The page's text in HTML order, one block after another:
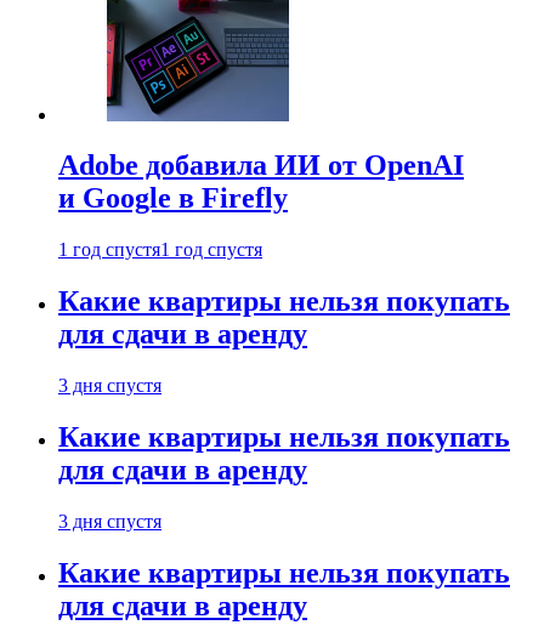
Adobe добавила ИИ от OpenAI
и Google в Firefly
1 год спустя1 год спустя
Какие квартиры нельзя покупать
для сдачи в аренду
3 дня спустя
Какие квартиры нельзя покупать
для сдачи в аренду
3 дня спустя
Какие квартиры нельзя покупать
для сдачи в аренду